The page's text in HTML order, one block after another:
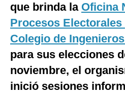
México
España
Internacional
Tecnología
que brinda la Oficina
Procesos Electorales
Colegio de
para sus elecciones
noviembre, el
inició sesiones